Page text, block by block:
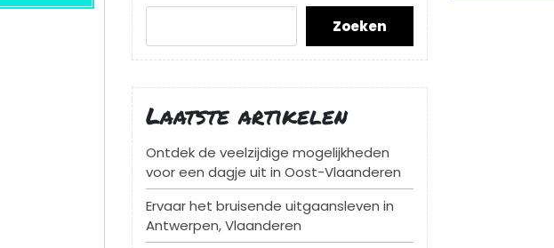
Zoeken
Laatste artikelen
Ontdek de veelzijdige mogelijkheden
voor een dagje uit in Oost-Vlaanderen
Ervaar het bruisende uitgaansleven in
Antwerpen, Vlaanderen